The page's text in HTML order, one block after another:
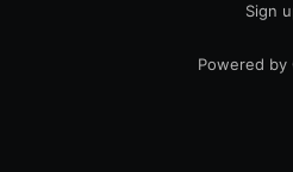
Sign
Powered by